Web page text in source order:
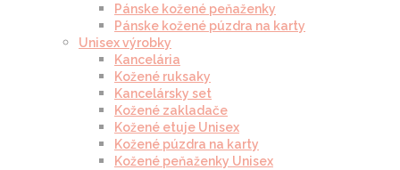
Pánske kožené peňaženky
Pánske kožené púzdra na karty
Unisex výrobky
Kancelária
Kožené ruksaky
Kancelársky set
Kožené zakladače
Kožené etuje Unisex
Kožené púzdra na karty
Kožené peňaženky Unisex